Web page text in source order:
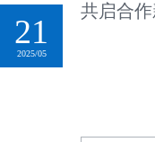
21
2025/05
共启合